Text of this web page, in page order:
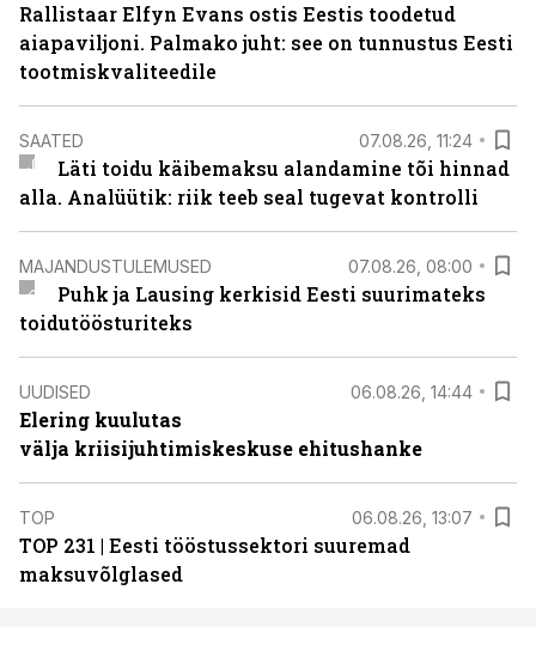
Rallistaar Elfyn Evans ostis Eestis toodetud
aiapaviljoni. Palmako juht: see on tunnustus Eesti
tootmiskvaliteedile
SAATED 07.08.26, 11:24
Läti toidu käibemaksu alandamine tõi hinnad
alla. Analüütik: riik teeb seal tugevat kontrolli
MAJANDUSTULEMUSED 07.08.26, 08:00
Puhk ja Lausing kerkisid Eesti suurimateks
toidutöösturiteks
UUDISED 06.08.26, 14:44
Elering kuulutas
välja kriisijuhtimiskeskuse ehitushanke
TOP 06.08.26, 13:07
TOP 231 | Eesti tööstussektori suuremad
maksuvõlglased